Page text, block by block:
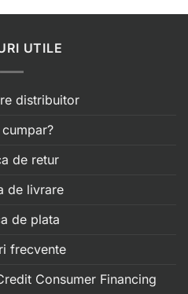
UTILE
distribuitor
de retur
de livrare
de plata
frecvente
Consumer Financing